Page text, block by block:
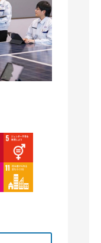
Image
Image